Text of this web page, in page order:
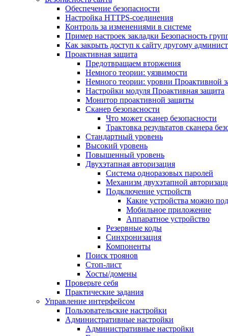
Обеспечение безопасности
Настройка HTTPS-соединения
Контроль за изменениями в системе
Пример настроек закладки Безопасность
Как закрыть доступ к сайту другому
Проактивная защита
Предотвращаем вторжения
Немного теории: уязвимости
Немного теории: уровни Проактивной
Настройки модуля Проактивная защита
Монитор проактивной защиты
Сканер безопасности
Что может сканер безопасности
Трактовка результатов сканера
Стандартный уровень
Высокий уровень
Повышенный уровень
Двухэтапная авторизация
Система одноразовых паролей
Механизм двухэтапной
Подключение устройств
Какие устройства можно
Мобильное приложение
Аппаратное устройство
Резервные коды
Синхронизация
Компоненты
Поиск троянов
Стоп-лист
Хосты/домены
Проверьте себя
Практические задания
Управление интерфейсом
Пользовательские настройки
Административные настройки
Административные настройки